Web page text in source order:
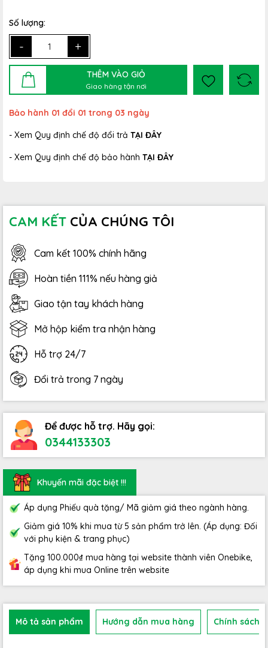
Số lượng:
- +
THÊM VÀO GIỎ
Giao hàng tận nơi
Bảo hành 01 đổi 01 trong 03 ngày
- Xem Quy định chế độ đổi trả TẠI ĐÂY
- Xem Quy định chế độ bảo hành TẠI ĐÂY
CAM KẾT CỦA CHÚNG TÔI
Cam kết 100% chính hãng
Hoàn tiền 111% nếu hàng giả
Giao tận tay khách hàng
Mở hộp kiểm tra nhận hàng
Hỗ trợ 24/7
Đổi trả trong 7 ngày
Để được hỗ trợ. Hãy gọi:
0344133303
Khuyến mãi đặc biệt !!!
Áp dụng Phiếu quà tặng/ Mã giảm giá theo ngành hàng.
Giảm giá 10% khi mua từ 5 sản phẩm trở lên. (Áp dụng: Đối
với phụ kiện & trang phục)
Tặng 100.000₫ mua hàng tại website thành viên Onebike,
áp dụng khi mua Online trên website
Mô tả sản phẩm Hướng dẫn mua hàng Chính sách